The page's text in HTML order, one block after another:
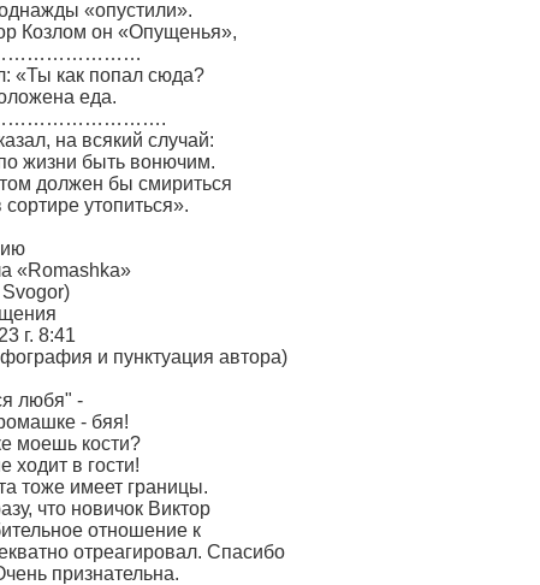
«опустили».
Козлом он «Опущенья»,
«Ты как попал сюда?
еда.
на всякий случай:
жизни быть вонючим.
должен бы смириться
сортире утопиться».
«Romashka»
Svogor)
г. 8:41
и пунктуация автора)
любя" -
- бяя!
моешь кости?
ходит в гости!
тоже имеет границы.
что новичок Виктор
отношение к
отреагировал. Спасибо
признательна.